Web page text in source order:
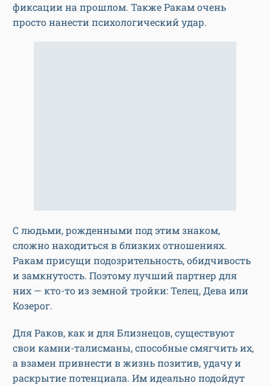
фиксации на прошлом. Также Ракам очень
просто нанести психологический удар.
С людьми, рожденными под этим знаком,
сложно находиться в близких отношениях.
Ракам присущи подозрительность, обидчивость
и замкнутость. Поэтому лучший партнер для
них — кто-то из земной тройки: Телец, Дева или
Козерог.
Для Раков, как и для Близнецов, существуют
свои камни-талисманы, способные смягчить их,
а взамен привнести в жизнь позитив, удачу и
раскрытие потенциала. Им идеально подойдут